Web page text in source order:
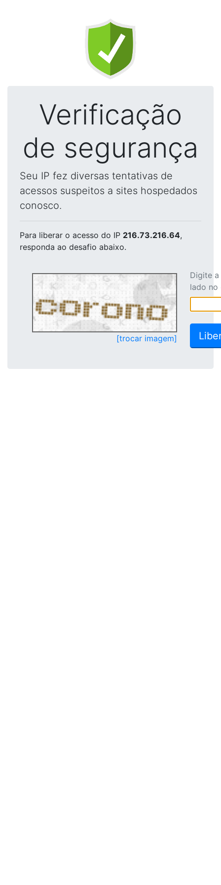
Verificação
de segurança
Seu IP fez diversas tentativas de
acessos suspeitos a sites hospedados
conosco.
Para liberar o acesso do IP 216.73.216.64,
responda ao desafio abaixo.
[trocar imagem]
Digite
lado no